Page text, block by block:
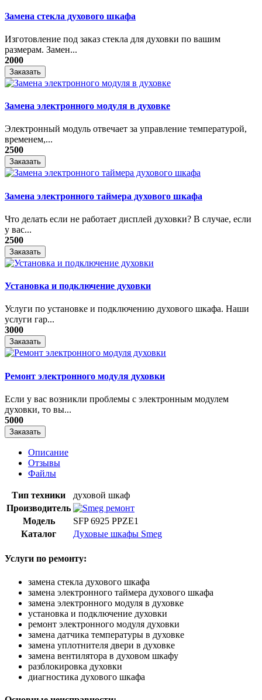
Замена стекла духового шкафа
Изготовление под заказ стекла для духовки по вашим
размерам. Замен...
2000
Заказать
Замена электронного модуля в духовке
​Электронный модуль отвечает за управление температурой,
временем,...
2500
Заказать
Замена электронного таймера духового шкафа
Что делать если не работает дисплей духовки? В случае, если
у вас...
2500
Заказать
Установка и подключение духовки
Услуги по установке и подключению духового шкафа. Наши
услуги гар...
3000
Заказать
Ремонт электронного модуля духовки
Если у вас возникли проблемы с электронным модулем
духовки, то вы...
5000
Заказать
Описание
Отзывы
Файлы
Тип техники
духовой шкаф
Производитель
Модель
SFP 6925 PPZE1
Каталог
Духовые шкафы Smeg
Услуги по ремонту:
замена стекла духового шкафа
замена электронного таймера духового шкафа
замена электронного модуля в духовке
установка и подключение духовки
ремонт электронного модуля духовки
замена датчика температуры в духовке
замена уплотнителя двери в духовке
замена вентилятора в духовом шкафу
разблокировка духовки
диагностика духового шкафа